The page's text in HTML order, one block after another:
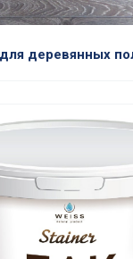
деревянных